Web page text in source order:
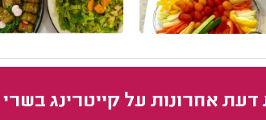
דעת אחרונות על קייטרינג